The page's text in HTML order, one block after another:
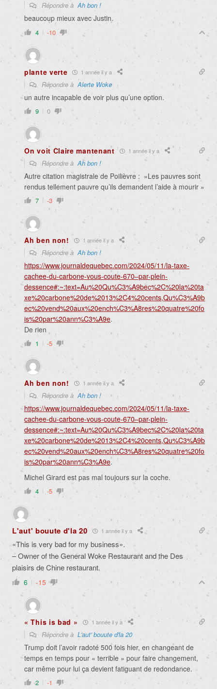
Répondre àAh bon !
beaucoup mieux avec Justin.
4 -10
plante verte 1 année il y a
Répondre àAlerte Woke
un autre incapable de voir plus qu’une option.
9 0
On voit Claire mantenant 1 année il y a
Répondre àAh bon !
Autre citation magistrale de Poilièvre : »Les pauvres sont
rendus tellement pauvre qu’ils demandent l’aide à mourir »
7 -3
Ah ben non! 1 année il y a
Répondre àAh bon !
https://www.journaldequebec.com/2024/05/11/la-taxe-
cachee-du-carbone-vous-coute-670–par-plein-
dessence#:~:text=Au%20Qu%C3%A9bec%2C%20la%20ta
xe%20carbone%20de%2013%2C4%20cents,Qu%C3%A9b
ec%20vend%20aux%20ench%C3%A8res%20quatre%20fo
is%20par%20ann%C3%A9e.
De rien
1 -5
Ah ben non! 1 année il y a
Répondre àAh bon !
https://www.journaldequebec.com/2024/05/11/la-taxe-
cachee-du-carbone-vous-coute-670–par-plein-
dessence#:~:text=Au%20Qu%C3%A9bec%2C%20la%20ta
xe%20carbone%20de%2013%2C4%20cents,Qu%C3%A9b
ec%20vend%20aux%20ench%C3%A8res%20quatre%20fo
is%20par%20ann%C3%A9e.
Michel Girard est pas mal toujours sur la coche.
4 -5
L'aut' bouute d'la 20 1 année il y a
«This is very bad for my business».
– Owner of the General Woke Restaurant and the Des
plaisirs de Chine restaurant.
6 -15
« This is bad » 1 année il y a
Répondre à L'aut' bouute d'la 20
Trump doit l’avoir radoté 500 fois hier, en changeant de
temps en temps pour « terrible » pour faire changement,
car même pour lui ça devient fatiguant de redondance.
2 -1